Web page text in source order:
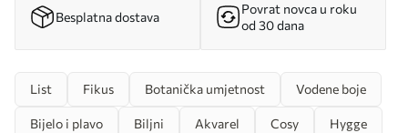
Besplatna dostava
Povrat novca u roku
od 30 dana
List Fikus Botanička umjetnost Vodene boje
Bijelo i plavo Biljni Akvarel Cosy Hygge